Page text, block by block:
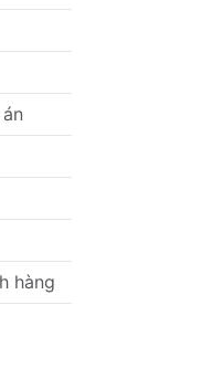
hàng